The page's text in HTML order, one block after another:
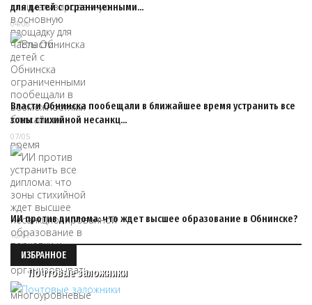
для детей с ограниченными…
04/06
Власти Обнинска пообещали в ближайшее время устранить все
зоны стихийной несанкц…
07/05
ИИ против диплома: что ждет высшее образование в Обнинске?
16/07
ИЗБРАННОЕ
Почтовые заложники